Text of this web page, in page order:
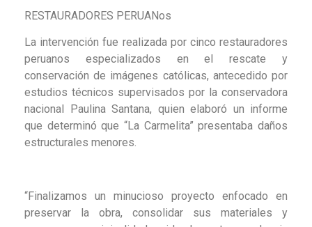
RESTAURADORES PERUANos
La intervención fue realizada por cinco restauradores
peruanos especializados en el rescate y
conservación de imágenes católicas, antecedido por
estudios técnicos supervisados por la conservadora
nacional Paulina Santana, quien elaboró un informe
que determinó que “La Carmelita” presentaba daños
estructurales menores.
“Finalizamos un minucioso proyecto enfocado en
preservar la obra, consolidar sus materiales y